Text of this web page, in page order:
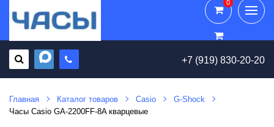
+7 (919) 830-20-20
0
0
Главная Каталог товаров Casio
G-Shock
Часы Casio GA-2200FF-8A кварцевые